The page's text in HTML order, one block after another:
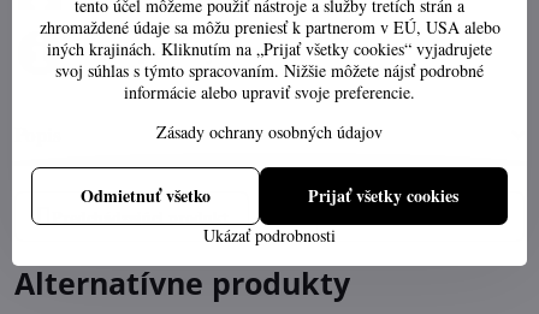
Stav objednávky
Alternatívne produkty
tento účel môžeme použiť nástroje a služby tretích strán a
zhromaždené údaje sa môžu preniesť k partnerom v EÚ, USA alebo
iných krajinách. Kliknutím na „Prijať všetky cookies“ vyjadrujete
svoj súhlas s týmto spracovaním. Nižšie môžete nájsť podrobné
informácie alebo upraviť svoje preferencie.
Zásady ochrany osobných údajov
Ukázať podrobnosti
Prijať všetky cookies
Odmietnuť všetko